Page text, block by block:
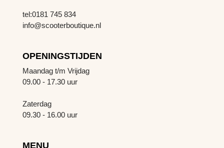
tel:0181 745 834
info@scooterboutique.nl
OPENINGSTIJDEN
Maandag t/m Vrijdag
09.00 - 17.30 uur
Zaterdag
09.30 - 16.00 uur
MENU